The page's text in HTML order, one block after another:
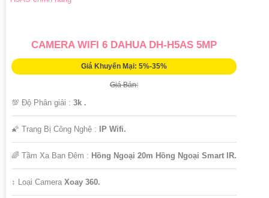
CAMERA WIFI 6 DAHUA DH-H5AS 5MP
Giá Khuyến Mại: 5%-35%
Giá Bán:
💯 Độ Phân giải : 3k .
🌠 Trang Bị Công Nghệ : IP Wifi.
🌈 Tầm Xa Ban Đêm : Hồng Ngoại 20m Hồng Ngoại Smart IR.
↕️ Loại Camera Xoay 360.